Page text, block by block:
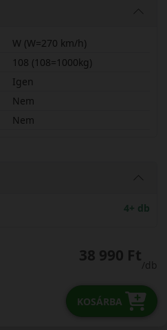
W (W=270 km/h)
108 (108=1000kg)
Igen
Nem
Nem
4+ db
38 990 Ft
/db
KOSÁRBA